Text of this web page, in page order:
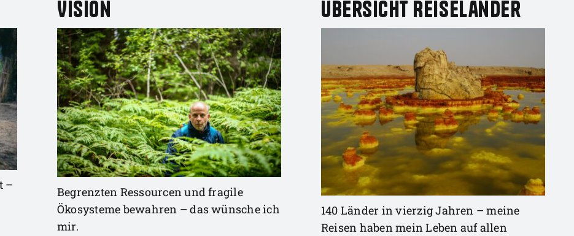
–
Vision
Begrenzten Ressourcen und fragile
Ökosysteme bewahren – das wünsche ich
mir.
Übersicht Reiseländer
140 Länder in vierzig Jahren – meine
Reisen haben mein Leben auf allen